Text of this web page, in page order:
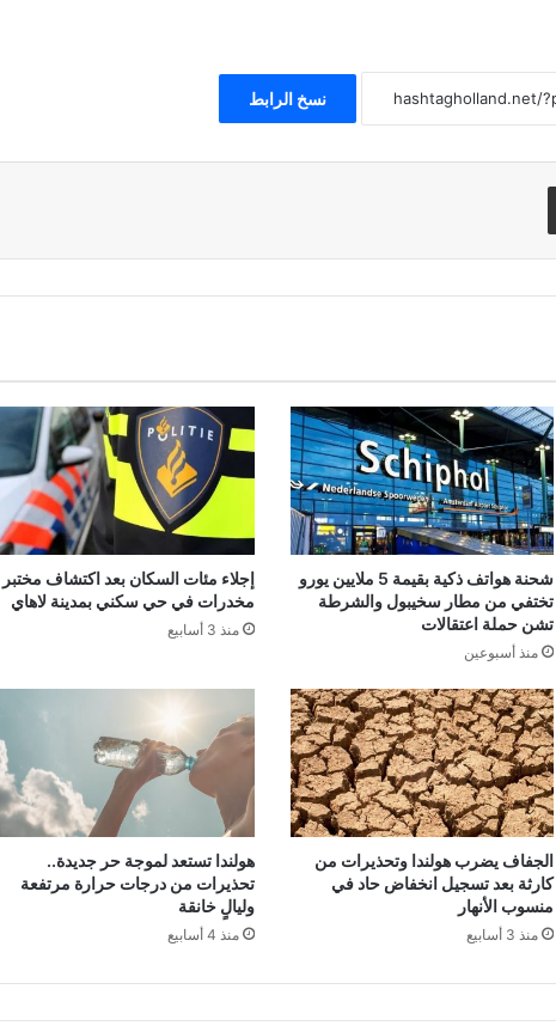
نسخ الرابط
مشاركة عبر البريد
شحنة هواتف ذكية بقيمة 5 ملايين يورو
تختفي من مطار سخيبول والشرطة
تشن حملة اعتقالات
منذ أسبوعين
إجلاء مئات السكان بعد اكتشاف مختبر
مخدرات في حي سكني بمدينة لاهاي
منذ 3 أسابيع
الجفاف يضرب هولندا وتحذيرات من
كارثة بعد تسجيل انخفاض حاد في
منسوب الأنهار
منذ 3 أسابيع
هولندا تستعد لموجة حر جديدة..
تحذيرات من درجات حرارة مرتفعة
وليالٍ خانقة
منذ 4 أسابيع